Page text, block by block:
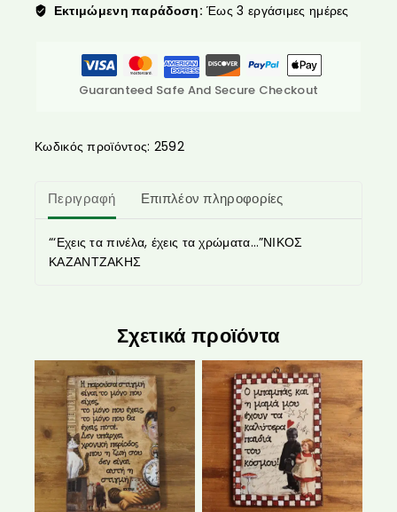
Εκτιμώμενη παράδοση: Έως 3 εργάσιμες ημέρες
Guaranteed Safe And Secure Checkout
Κωδικός προϊόντος: 2592
Περιγραφή Επιπλέον πληροφορίες
“‘Εχεις τα πινέλα, έχεις τα χρώματα…”ΝΙΚΟΣ
ΚΑΖΑΝΤΖΑΚΗΣ
Σχετικά προϊόντα